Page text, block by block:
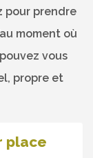
pour prendre
moment où
vous
propre et
place